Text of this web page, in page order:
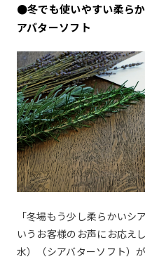
●冬でも使いやすい柔ら
アバターソフト
「冬場もう少し柔らかいシ
いうお客様のお声にお応え
水）（シアバターソフト）